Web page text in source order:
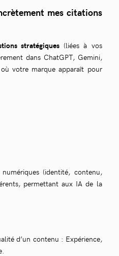
mes citations
stratégiques (liées à vos
dans ChatGPT, Gemini,
votre marque apparaît pour
(identité, contenu,
permettant aux IA de la
d’un contenu : Expérience,